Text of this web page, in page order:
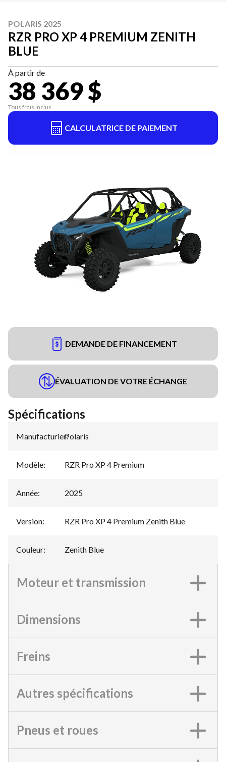
POLARIS 2025
RZR PRO XP 4 PREMIUM ZENITH
BLUE
À partir de
38 369 $
Tous frais inclus
CALCULATRICE DE PAIEMENT
DEMANDE DE FINANCEMENT
ÉVALUATION DE VOTRE ÉCHANGE
Spécifications
Manufacturier:
Polaris
Modèle: RZR Pro XP 4 Premium
Année: 2025
Version: RZR Pro XP 4 Premium Zenith Blue
Couleur: Zenith Blue
Moteur et transmission
Dimensions
Freins
Autres spécifications
Pneus et roues